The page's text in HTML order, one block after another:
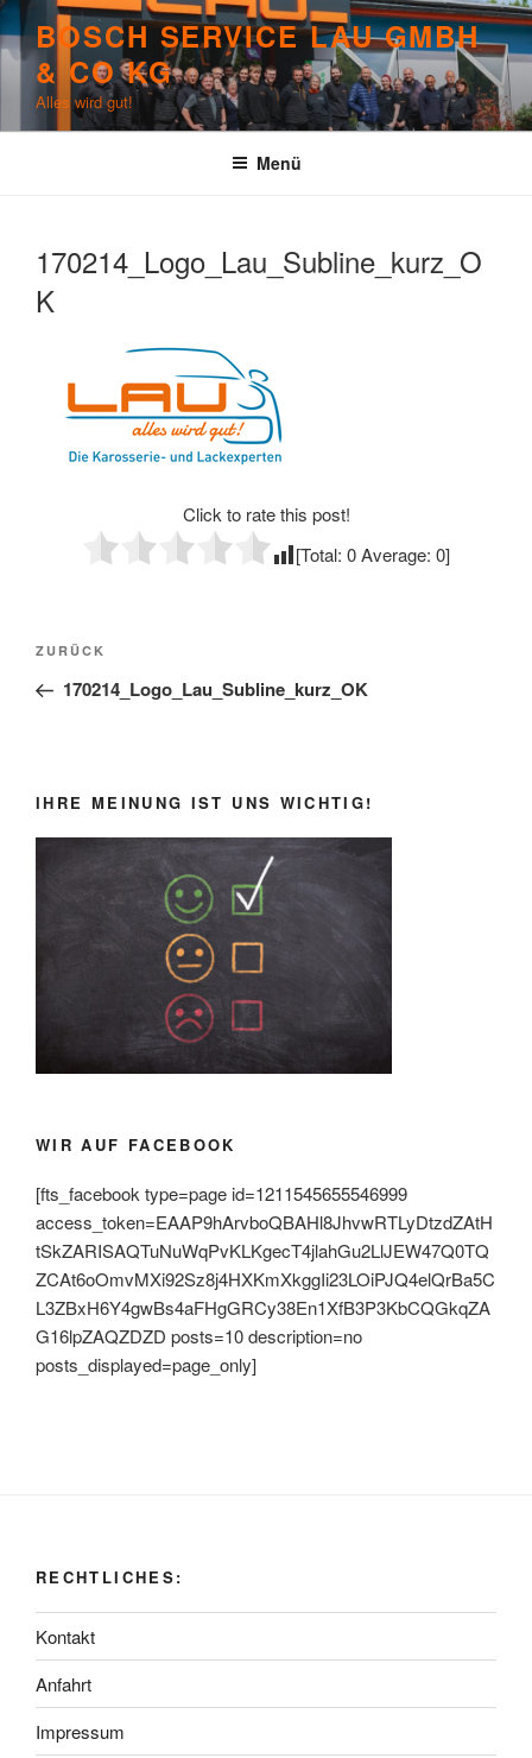
Zum
Inhalt
springen
BOSCH SERVICE LAU GMBH
& CO KG
Alles wird gut!
Menü
170214_Logo_Lau_Subline_kurz_O
K
Click to rate this post!
[Total: 0Average: 0]
Beitragsnavigation
Vorheriger
Beitrag
ZURÜCK
170214_Logo_Lau_Subline_kurz_OK
IHRE MEINUNG IST UNS WICHTIG!
WIR AUF FACEBOOK
[fts_facebook type=page id=1211545655546999
access_token=EAAP9hArvboQBAHl8JhvwRTLyDtzdZAtH
tSkZARISAQTuNuWqPvKLKgecT4jlahGu2LlJEW47Q0TQ
ZCAt6oOmvMXi92Sz8j4HXKmXkggIi23LOiPJQ4elQrBa5C
L3ZBxH6Y4gwBs4aFHgGRCy38En1XfB3P3KbCQGkqZA
G16lpZAQZDZD posts=10 description=no
posts_displayed=page_only]
RECHTLICHES:
Kontakt
Anfahrt
Impressum